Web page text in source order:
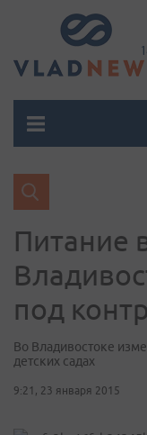
Питание
под
Во Владивостоке
детских садах
9:21, 23 января 2015